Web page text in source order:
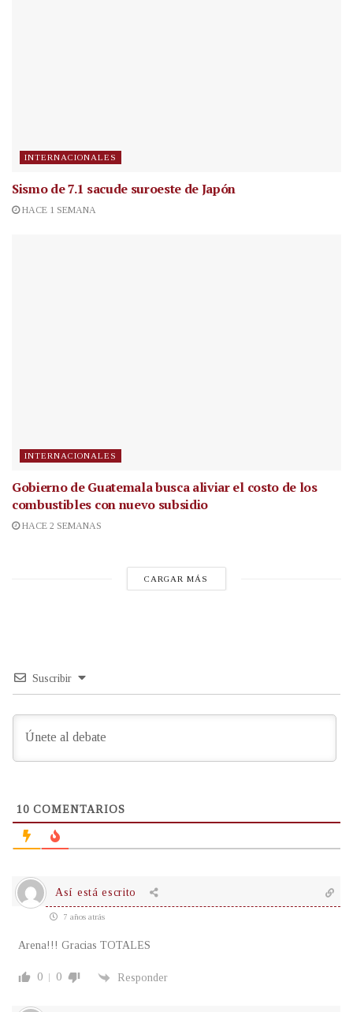
INTERNACIONALES
Sismo de 7.1 sacude suroeste de Japón
HACE 1 SEMANA
INTERNACIONALES
Gobierno de Guatemala busca aliviar el costo de los
combustibles con nuevo subsidio
HACE 2 SEMANAS
CARGAR MÁS
Suscribir
10 COMENTARIOS
Así está escrito
7 años atrás
Arena!!! Gracias TOTALES
0 0 Responder